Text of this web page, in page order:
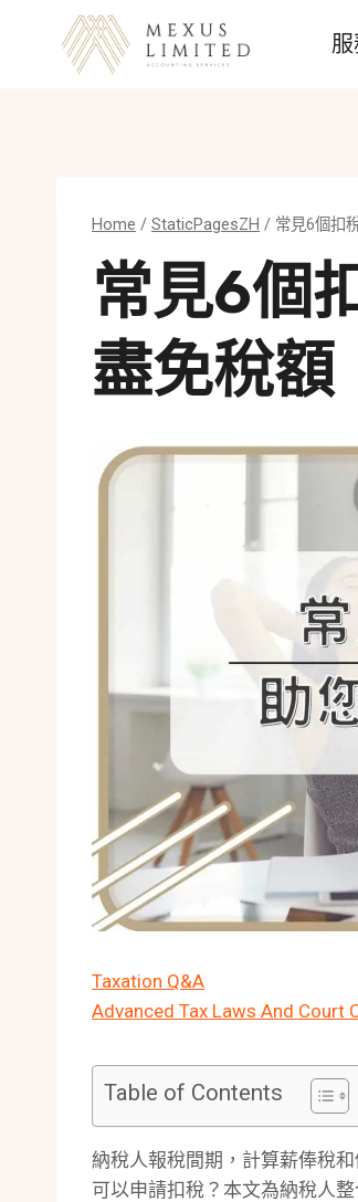
Home / StaticPagesZH / 常見6個扣
常見6個
盡免稅額
Taxation Q&A
Advanced Tax Laws And Court
Table of Contents
納稅人報稅間期，計算薪俸稅
可以申請扣稅？本文為納稅人